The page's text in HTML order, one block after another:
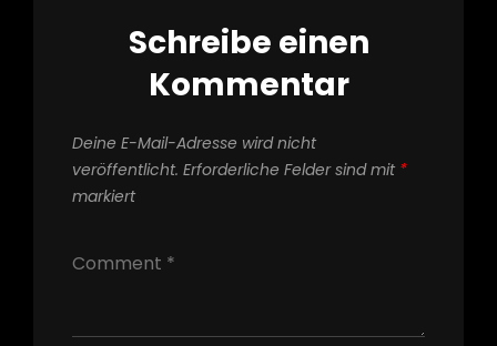
Schreibe einen
Kommentar
Deine E-Mail-Adresse wird nicht
veröffentlicht. Erforderliche Felder sind mit *
markiert